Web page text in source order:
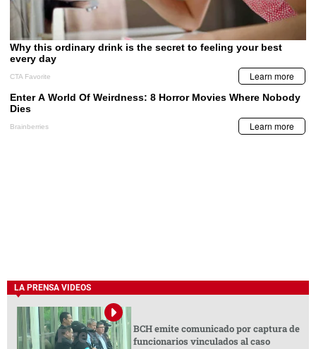
LA PRENSA VIDEOS
BCH emite comunicado por captura de
funcionarios vinculados al caso